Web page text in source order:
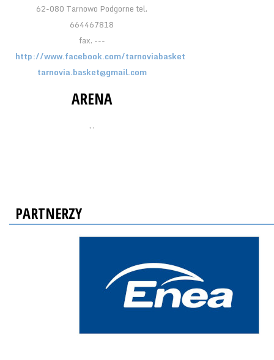
62-080 Tarnowo Podgorne tel.
664467818
fax. ---
http://www.facebook.com/tarnoviabasket
tarnovia.basket@gmail.com
ARENA
, ,
PARTNERZY